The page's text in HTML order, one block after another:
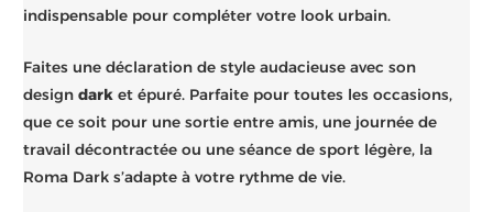
indispensable pour compléter votre look urbain.
Faites une déclaration de style audacieuse avec son
designdark et épuré. Parfaite pour toutes les occasions,
que ce soit pour une sortie entre amis, une journée de
travail décontractée ou une séance de sport légère, la
Roma Dark s’adapte à votre rythme de vie.